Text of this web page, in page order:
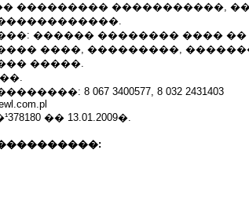
��������� �����������,
������ �������� ����
����, ���������,
�����.
8 067 3400577, 8 032 2431403
�� 13.01.2009�.